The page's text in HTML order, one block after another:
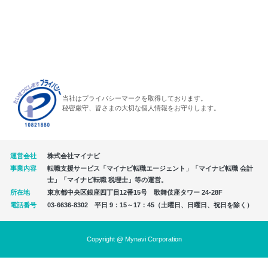
当社はプライバシーマークを取得しております。
秘密厳守、皆さまの大切な個人情報をお守りします。
運営会社
株式会社マイナビ
事業内容
転職支援サービス「マイナビ転職エージェント」「マイナビ転職 会計
士」「マイナビ転職 税理士」等の運営。
所在地
東京都中央区銀座四丁目12番15号 歌舞伎座タワー 24-28F
電話番号
03-6636-8302 平日 9：15～17：45（土曜日、日曜日、祝日を除く）
Copyright @ Mynavi Corporation